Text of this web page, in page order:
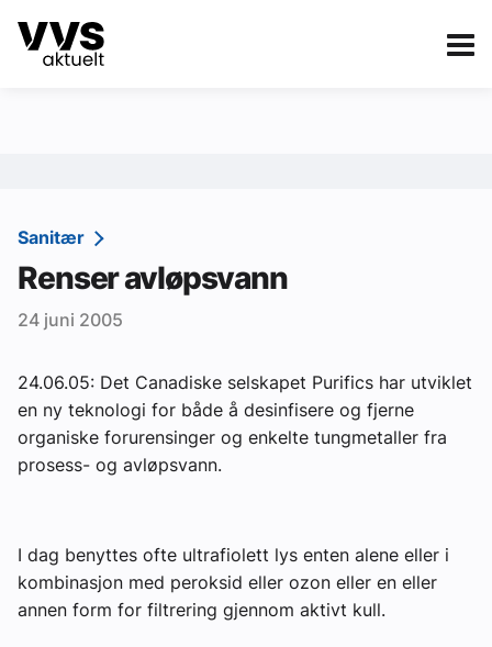
Kategorier
Sanitær
Ventilasjon
Varme og energi
Byggautomasjon
Vann og avløp
Aktuelle prosjekter
Kontakt oss:
Abonner på fagbladet Byggfakta Nyheter
Sanitær
Renser avløpsvann
24 juni 2005
24.06.05: Det Canadiske selskapet Purifics har utviklet
en ny teknologi for både å desinfisere og fjerne
organiske forurensinger og enkelte tungmetaller fra
prosess- og avløpsvann.
I dag benyttes ofte ultrafiolett lys enten alene eller i
kombinasjon med peroksid eller ozon eller en eller
annen form for filtrering gjennom aktivt kull.